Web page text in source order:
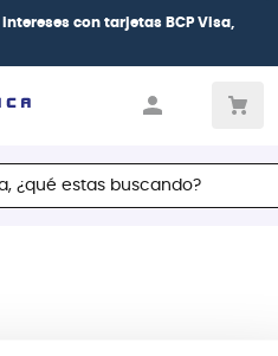
intereses con tarjetas BCP Visa,
estas buscando?